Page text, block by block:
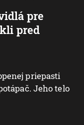
pre
pred
priepasti
Jeho telo